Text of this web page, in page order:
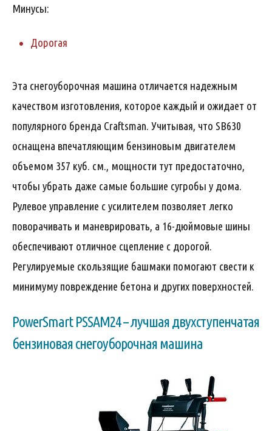
Минусы:
Дорогая
Эта снегоуборочная машина отличается надежным
качеством изготовления, которое каждый и ожидает от
популярного бренда Craftsman. Учитывая, что SB630
оснащена впечатляющим бензиновым двигателем
объемом 357 куб. см., мощности тут предостаточно,
чтобы убрать даже самые большие сугробы у дома.
Рулевое управление с усилителем позволяет легко
поворачивать и маневрировать, а 16-дюймовые шины
обеспечивают отличное сцепление с дорогой.
Регулируемые скользящие башмаки помогают свести к
минимуму повреждение бетона и других поверхностей.
PowerSmart PSSAM24 – лучшая двухступенчатая
бензиновая снегоуборочная машина